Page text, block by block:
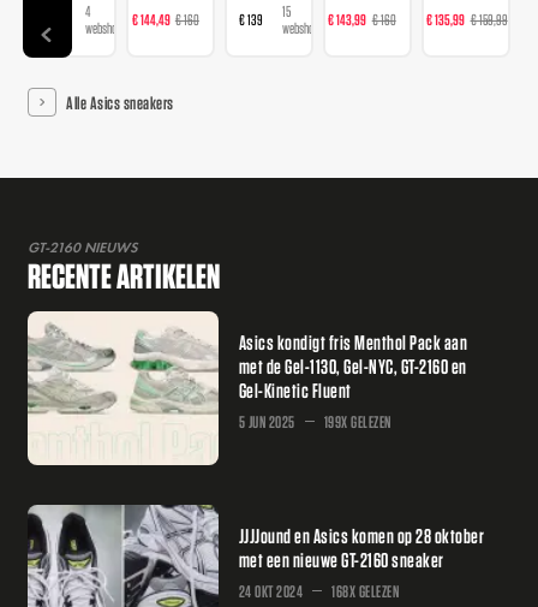
4
webshops
€ 144,49 € 160
webshops
€ 139
15
webshops
€ 143,99 € 160
webshops
€ 135,99 € 159,99
Alle Asics sneakers
GT-2160 NIEUWS
RECENTE ARTIKELEN
Asics kondigt fris Menthol Pack aan
met de Gel-1130, Gel-NYC, GT-2160 en
Gel-Kinetic Fluent
5 JUN 2025 199X GELEZEN
JJJJound en Asics komen op 28 oktober
met een nieuwe GT-2160 sneaker
24 OKT 2024 168X GELEZEN